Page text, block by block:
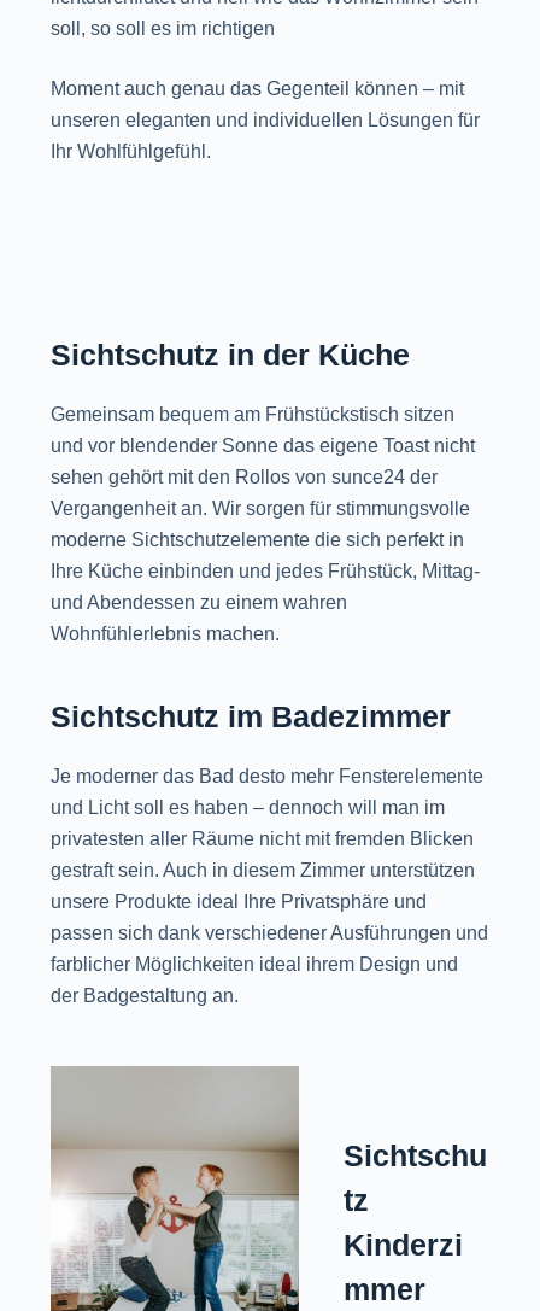
soll, so soll es im richtigen
Moment auch genau das Gegenteil können – mit
unseren eleganten und individuellen Lösungen für
Ihr Wohlfühlgefühl.
Sichtschutz in der Küche
Gemeinsam bequem am Frühstückstisch sitzen
und vor blendender Sonne das eigene Toast nicht
sehen gehört mit den Rollos von sunce24 der
Vergangenheit an. Wir sorgen für stimmungsvolle
moderne Sichtschutzelemente die sich perfekt in
Ihre Küche einbinden und jedes Frühstück, Mittag-
und Abendessen zu einem wahren
Wohnfühlerlebnis machen.
Sichtschutz im Badezimmer
Je moderner das Bad desto mehr Fensterelemente
und Licht soll es haben – dennoch will man im
privatesten aller Räume nicht mit fremden Blicken
gestraft sein. Auch in diesem Zimmer unterstützen
unsere Produkte ideal Ihre Privatsphäre und
passen sich dank verschiedener Ausführungen und
farblicher Möglichkeiten ideal ihrem Design und
der Badgestaltung an.
Sichtschu
tz
Kinderzi
mmer